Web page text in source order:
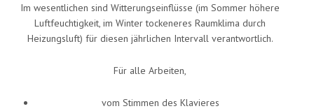
Im wesentlichen sind Witterungseinflüsse (im Sommer höhere
Luftfeuchtigkeit, im Winter tockeneres Raumklima durch
Heizungsluft) für diesen jährlichen Intervall verantwortlich.
Für alle Arbeiten,
vom Stimmen des Klavieres